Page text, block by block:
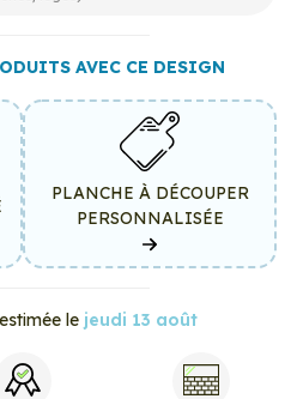
AVEC CE DESIGN
PLANCHE À DÉCOUPER
PERSONNALISÉE
estimée le jeudi 13 août